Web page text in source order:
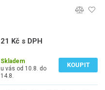
21 Kč s DPH
Skladem
u vás od 10.8. do
14.8.
KOUPIT